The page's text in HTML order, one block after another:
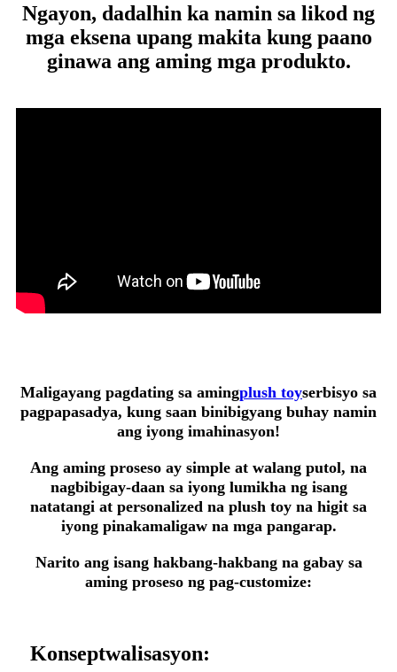
Ngayon, dadalhin ka namin sa likod ng
mga eksena upang makita kung paano
ginawa ang aming mga produkto.
Maligayang pagdating sa amingplush toyserbisyo sa
pagpapasadya, kung saan binibigyang buhay namin
ang iyong imahinasyon!
Ang aming proseso ay simple at walang putol, na
nagbibigay-daan sa iyong lumikha ng isang
natatangi at personalized na plush toy na higit sa
iyong pinakamaligaw na mga pangarap.
Narito ang isang hakbang-hakbang na gabay sa
aming proseso ng pag-customize:
Konseptwalisasyon: